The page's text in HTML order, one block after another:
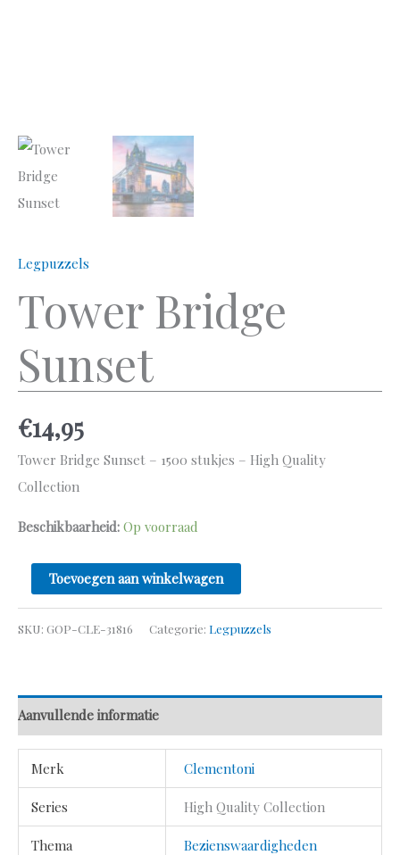
Legpuzzels
Tower Bridge
Sunset
€14,95
Tower Bridge Sunset – 1500 stukjes – High Quality
Collection
Beschikbaarheid: Op voorraad
Toevoegen aan winkelwagen
SKU: GOP-CLE-31816 Categorie: Legpuzzels
Aanvullende informatie
Merk Clementoni
Series High Quality Collection
Thema Bezienswaardigheden